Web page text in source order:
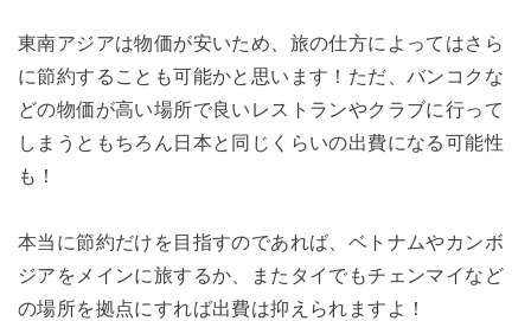
東南アジアは物価が安いため、旅の仕方によってはさら
に節約することも可能かと思います！ただ、バンコクな
どの物価が高い場所で良いレストランやクラブに行って
しまうともちろん日本と同じくらいの出費になる可能性
も！
本当に節約だけを目指すのであれば、ベトナムやカンボ
ジアをメインに旅するか、またタイでもチェンマイなど
の場所を拠点にすれば出費は抑えられますよ！